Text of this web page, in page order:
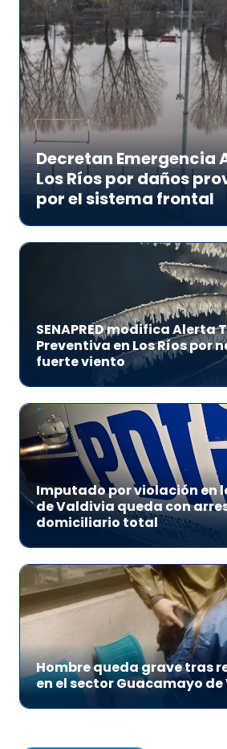
Decretan Emergencia
Los Ríos por daños
por el sistema frontal
SENAPRED modifica Alerta
Preventiva en Los Ríos por
fuerte viento
Imputado por violación en
de Valdivia queda con
domiciliario total
Hombre queda grave tras
en el sector Guacamayo